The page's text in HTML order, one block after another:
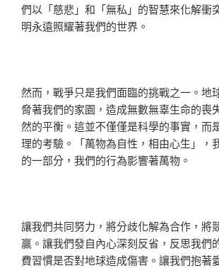
們以「慈悲」和「無私」的智慧來化解衝
明永遠照耀著我們的世界。
然而，戰爭只是我們面臨的挑戰之一。地
脅著我們的家園，造成無數無辜生命的喪
然的平衡。這並不僅僅是科學的事實，而
理的考驗。「萬物為自性，相由心生」，
的一部分，我們的行為影響著萬物。
讓我們共同努力，將分歧化解為合作，將
贏。讓我們發自內心深刻反省，反思我們
費習慣是否對地球造成傷害。讓我們抱著